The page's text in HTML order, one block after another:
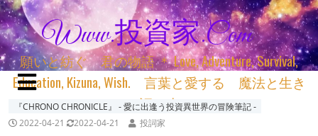
Www.投資家.com
願いと紡ぐ 君の物語 ＊ Love, Adventure, Survival,
Education, Kizuna, Wish. 言葉と愛する 魔法と生き
る 詞と生きる
『CHRONO CHRONICLE』 ‐ 愛に出逢う投資異世界の冒険筆記 ‐
2022-04-21
2022-04-21 投詞家